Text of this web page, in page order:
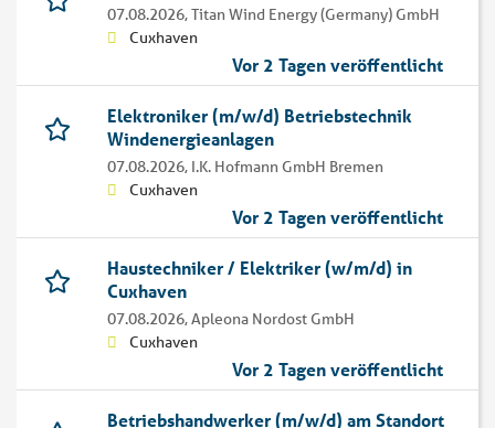
07.08.2026,Titan Wind Energy (Germany) GmbH
Cuxhaven
Vor 2 Tagen veröffentlicht
Elektroniker (m/w/d) Betriebstechnik
Windenergieanlagen
07.08.2026, I.K. Hofmann GmbH Bremen
Cuxhaven
Vor 2 Tagen veröffentlicht
Haustechniker / Elektriker (w/m/d) in
Cuxhaven
07.08.2026,Apleona Nordost GmbH
Cuxhaven
Vor 2 Tagen veröffentlicht
Betriebshandwerker (m/w/d) am Standort